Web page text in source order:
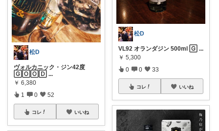
松D
ヴォルカニック・ジン42度
🄶🄾🄾🄳 ...
￥ 6,380
1 0 52
コレ いいね
松D
VL92 オランダジン 500ml 🄶 ...
￥ 5,300
0 0 33
コレ いいね